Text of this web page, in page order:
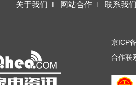
关于我们 ‖ 网站合作 ‖ 联系我们
京ICP
合作联